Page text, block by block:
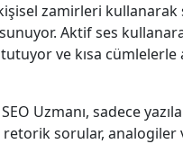
zamirleri
Aktif ses
ve kısa cümlelerle
Uzmanı, sadece
retorik sorular,